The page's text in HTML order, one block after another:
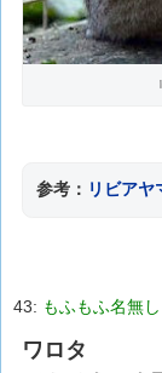
参考： リビアヤ
43: もふもふ名無し
ワロタ